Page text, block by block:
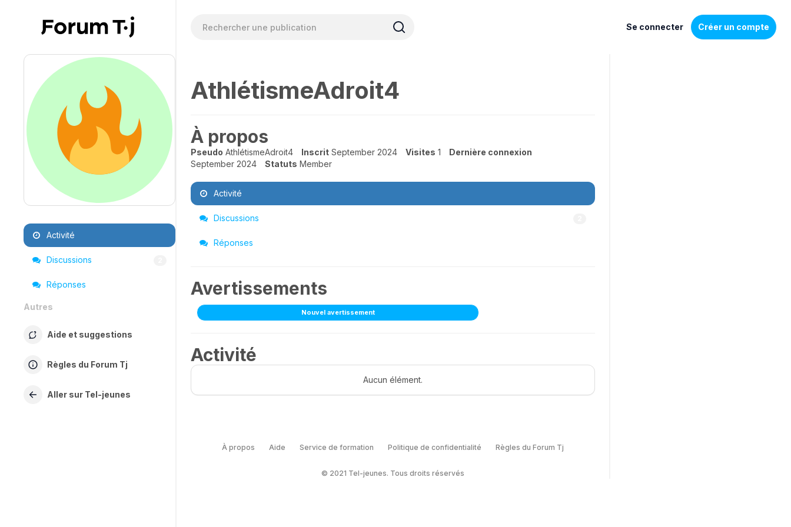
Se connecter Créer un compte
Activité
Discussions
Réponses
Autres
Aide et suggestions
Règles du Forum Tj
Aller sur Tel-jeunes
AthlétismeAdroit4
À propos
Pseudo AthlétismeAdroit4 Inscrit September 2024 Visites 1
Dernière connexion
September 2024
Statuts Member
Activité
Discussions
Réponses
Avertissements
Nouvel avertissement
Activité
Aucun élément.
À propos Aide Service de formation Politique de confidentialité Règles du Forum Tj
© 2021 Tel-jeunes. Tous droits réservés